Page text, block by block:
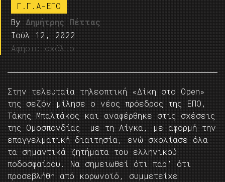
Γ.Γ.Α-ΕΠΟ
By Δημήτρης Πέττας
Ιούλ 12, 2022
Αφήστε σχόλιο
Στην τελευταία τηλεοπτική «Δίκη στο Open»
της σεζόν μίλησε ο νέος πρόεδρος της ΕΠΟ,
Τάκης Μπαλτάκος και αναφέρθηκε στις σχέσεις
της Ομοσπονδίας με τη Λίγκα, με αφορμή την
επαγγελματική διαιτησία, ενώ σχολίασε όλα
τα σημαντικά ζητήματα του ελληνικού
ποδοσφαίρου. Να σημειωθεί ότι παρ’ ότι
προσεβλήθη από κορωνοϊό, συμμετείχε